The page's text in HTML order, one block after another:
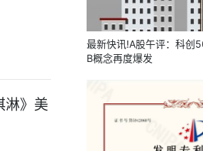
淋》美
最新快讯!A股午评：科创
B概念再度爆发